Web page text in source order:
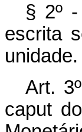
§ 2º
escrita
unidade.
Art.
caput